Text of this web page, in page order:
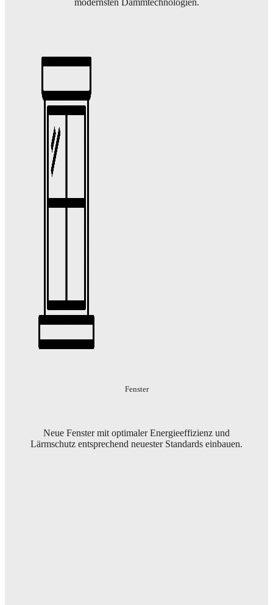
modernsten Dämmtechnologien.
Fenster
Neue Fenster mit optimaler Energieeffizienz und
Lärmschutz entsprechend neuester Standards einbauen.